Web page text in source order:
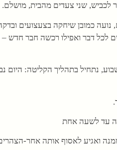
לכביש, שני צעדים מהבית, מושלם.
נועה כמובן שיחקה בצעצועים
לכל דבר ואפילו רכשה חבר חדש
נתחיל בתהליך הקליטה: היום
עד לשעה אחת
ואגיע לאסוף אותה אחר-